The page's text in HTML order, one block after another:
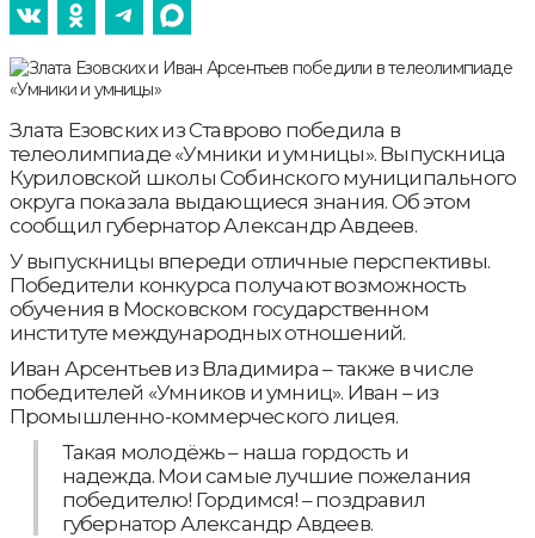
Злата Езовских из Ставрово победила в
телеолимпиаде «Умники и умницы». Выпускница
Куриловской школы Собинского муниципального
округа показала выдающиеся знания. Об этом
сообщил губернатор Александр Авдеев.
У выпускницы впереди отличные перспективы.
Победители конкурса получают возможность
обучения в Московском государственном
институте международных отношений.
Иван Арсентьев из Владимира – также в числе
победителей «Умников и умниц». Иван – из
Промышленно-коммерческого лицея.
Такая молодёжь – наша гордость и
надежда. Мои самые лучшие пожелания
победителю! Гордимся! – поздравил
губернатор Александр Авдеев.